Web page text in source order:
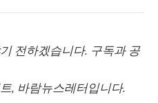
전하겠습니다. 구독과 공
, 바람뉴스레터입니다.